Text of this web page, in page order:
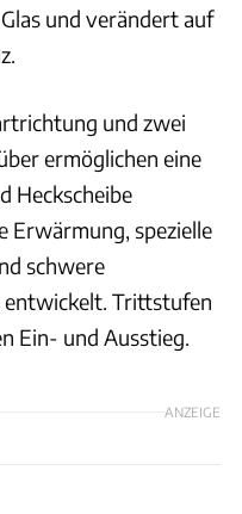
und verändert auf
und zwei
ermöglichen eine
Heckscheibe
Erwärmung, spezielle
schwere
entwickelt. Trittstufen
Ein- und Ausstieg.
ANZEIGE